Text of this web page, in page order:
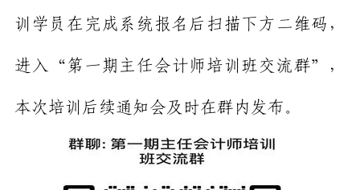
训学员在完成系统报名后扫描下方二维码，
进入“第一期主任会计师培训班交流群”，
本次培训后续通知会及时在群内发布。